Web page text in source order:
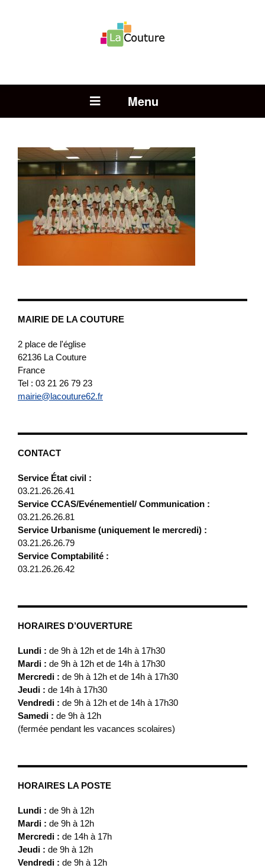
Open Menu
MAIRIE DE LA COUTURE
2 place de l'église
62136 La Couture
France
Tel : 03 21 26 79 23
mairie@lacouture62.fr
CONTACT
Service État civil :
03.21.26.26.41
Service CCAS/Evénementiel/ Communication :
03.21.26.26.81
Service Urbanisme (uniquement le mercredi) :
03.21.26.26.79
Service Comptabilité :
03.21.26.26.42
HORAIRES D’OUVERTURE
Lundi : de 9h à 12h et de 14h à 17h30
Mardi : de 9h à 12h et de 14h à 17h30
Mercredi : de 9h à 12h et de 14h à 17h30
Jeudi : de 14h à 17h30
Vendredi : de 9h à 12h et de 14h à 17h30
Samedi : de 9h à 12h
(fermée pendant les vacances scolaires)
HORAIRES LA POSTE
Lundi : de 9h à 12h
Mardi : de 9h à 12h
Mercredi : de 14h à 17h
Jeudi : de 9h à 12h
Vendredi : de 9h à 12h